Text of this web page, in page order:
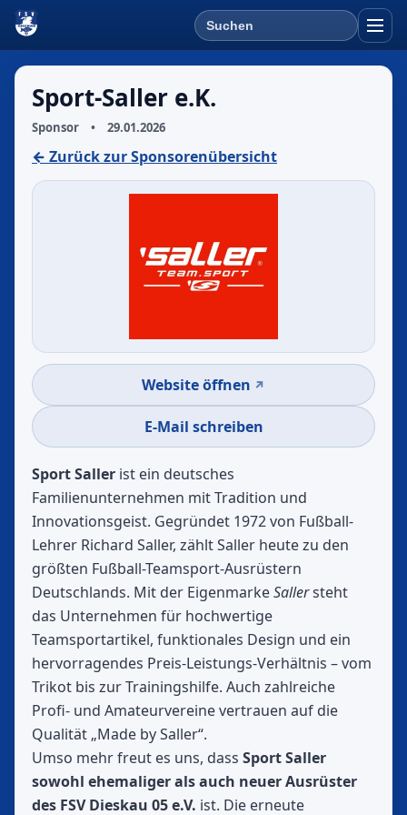
Suchen
Menü
Sport-Saller e.K.
Sponsor • 29.01.2026
← Zurück zur Sponsorenübersicht
Website öffnen
E-Mail schreiben
Sport Saller ist ein deutsches
Familienunternehmen mit Tradition und
Innovationsgeist. Gegründet 1972 von Fußball-
Lehrer Richard Saller, zählt Saller heute zu den
größten Fußball-Teamsport-Ausrüstern
Deutschlands. Mit der EigenmarkeSallersteht
das Unternehmen für hochwertige
Teamsportartikel, funktionales Design und ein
hervorragendes Preis-Leistungs-Verhältnis – vom
Trikot bis zur Trainingshilfe. Auch zahlreiche
Profi- und Amateurvereine vertrauen auf die
Qualität „Made by Saller“.
Umso mehr freut es uns, dass Sport Saller
sowohl ehemaliger als auch neuer Ausrüster
des FSV Dieskau 05 e.V. ist. Die erneute